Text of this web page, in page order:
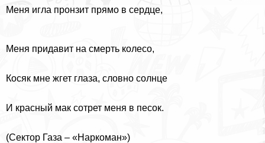
Меня игла пронзит прямо в сердце,
Меня придавит на cмepть колесо,
Косяк мне жгет глаза, словно солнце
И красный мак сотрет меня в песок.
(Сектор Газа – «Наркоман»)